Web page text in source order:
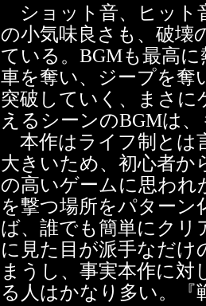
ショット音、ヒット
の小気味良さも、破壊
ている。BGMも最高
車を奪い、ジープを奪
突破していく、まさ
えるシーンのBGMは
本作はライフ制とは
大きいため、初心者か
の高いゲームに思わ
を撃つ場所をパターン
ば、誰でも簡単にクリ
に見た目が派手なだけ
まうし、事実本作に
る人はかなり多い。『